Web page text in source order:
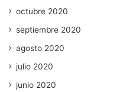
octubre 2020
septiembre 2020
agosto 2020
julio 2020
junio 2020